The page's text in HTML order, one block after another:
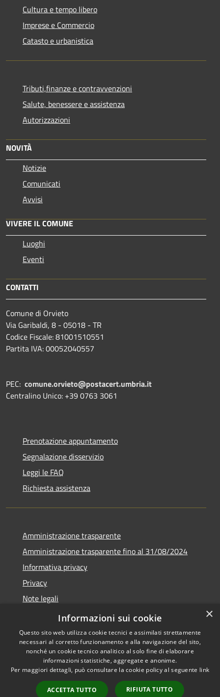
Cultura e tempo libero
Imprese e Commercio
Catasto e urbanistica
Tributi,finanze e contravvenzioni
Salute, benessere e assistenza
Autorizzazioni
NOVITÀ
Notizie
Comunicati
Avvisi
VIVERE IL COMUNE
Luoghi
Eventi
CONTATTI
Comune di Orvieto
Via Garibaldi, 8 - 05018 - TR
Codice Fiscale: 81001510551
Partita IVA: 00052040557
PEC: comune.orvieto@postacert.umbria.it
Centralino Unico: +39 0763 3061
Prenotazione appuntamento
Segnalazione disservizio
Leggi le FAQ
Richiesta assistenza
Amministrazione trasparente
Amministrazione trasparente fino al 31/08/2024
Informativa privacy
Privacy
Note legali
Dichiarazione di accessibilità
Accessibilità
Copyright © 2026 • Comune di
Orvieto • Powered by
Municipium•
Accesso
×
Informazioni sui cookie
Questo sito web utilizza cookie tecnici e assimilati strettamente
necessari al corretto funzionamento e alla navigazione del sito,
nonché un cookie tecnico analitico al solo fine di elaborare
informazioni statistiche, aggregate e anonime.
Per maggiori dettagli, può consultare la cookie policy al seguente link
ACCETTA TUTTO RIFIUTA TUTTO